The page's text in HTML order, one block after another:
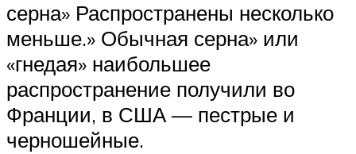
серна» Распространены несколько
меньше.» Обычная серна» или
«гнедая» наибольшее
распространение получили во
Франции, в США — пестрые и
черношейные.